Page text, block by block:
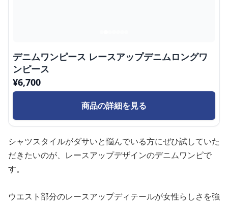
デニムワンピース レースアップデニムロングワ
ンピース
¥6,700
商品の詳細を見る
シャツスタイルがダサいと悩んでいる方にぜひ試していた
だきたいのが、レースアップデザインのデニムワンピで
す。
ウエスト部分のレースアップディテールが女性らしさを強